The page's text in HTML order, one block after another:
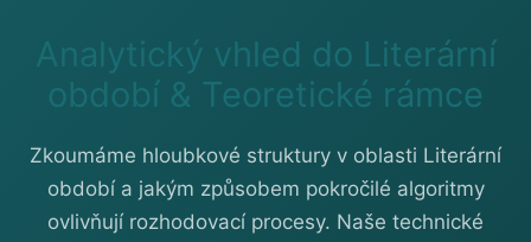
Analytický vhled do Literární
období & Teoretické rámce
Zkoumáme hloubkové struktury v oblasti Literární
období a jakým způsobem pokročilé algoritmy
ovlivňují rozhodovací procesy. Naše technické